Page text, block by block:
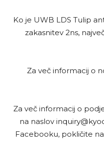
Ko je UWB LDS Tulip
zakasnitev 2ns,
Za več informacij o
Za več informacij o
na naslov
Facebooku, pokličite